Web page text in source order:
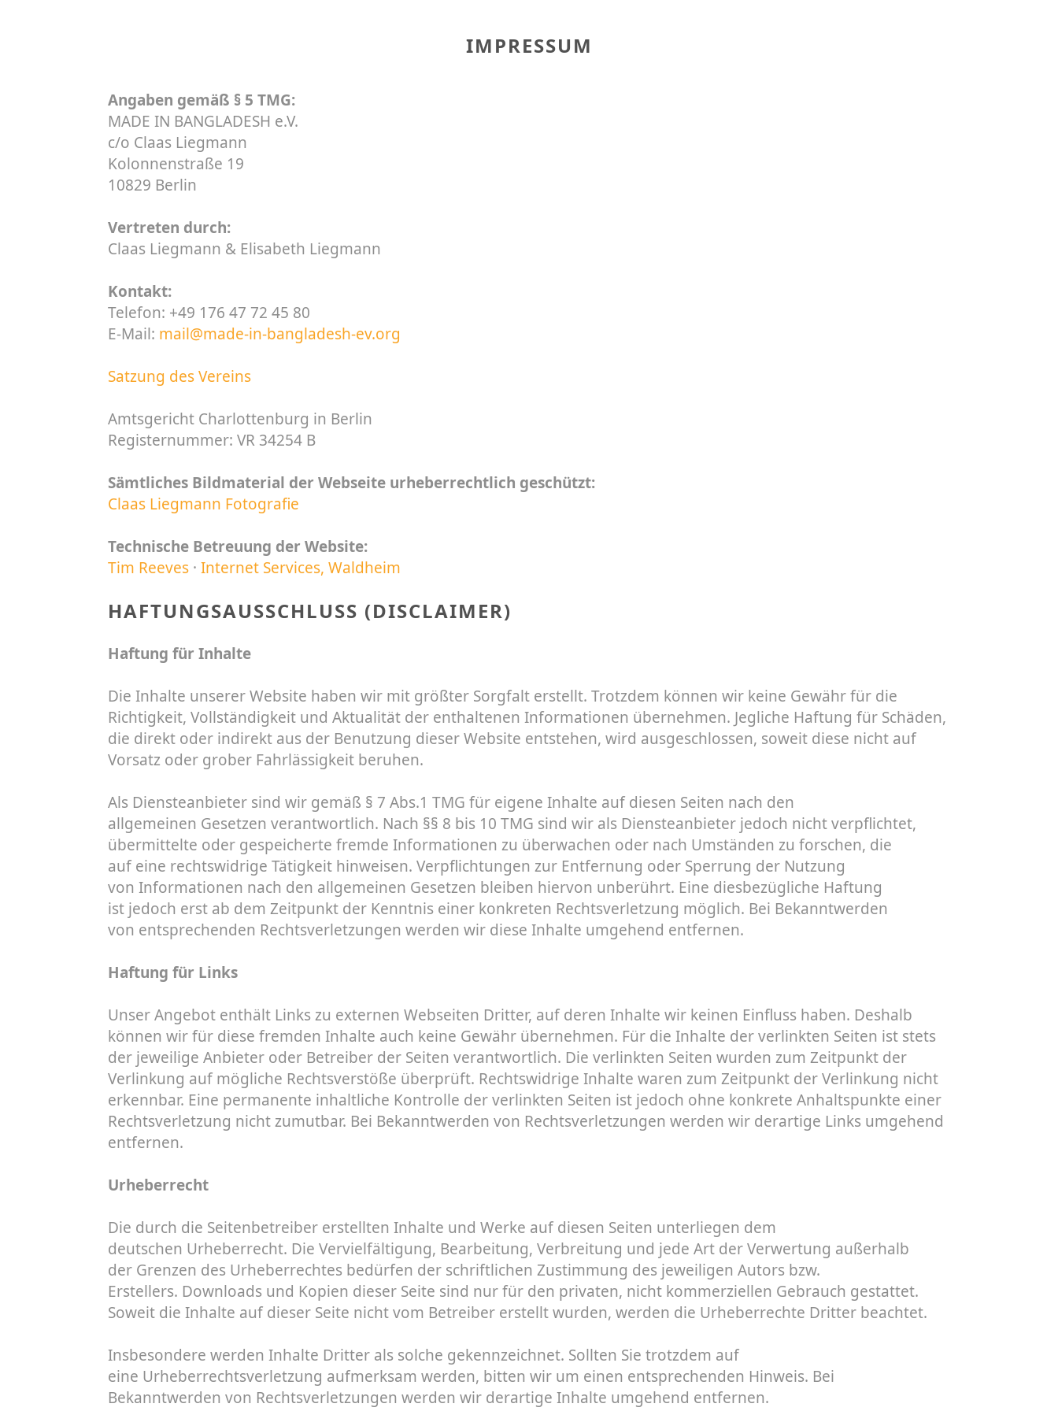
IMPRESSUM
Angaben gemäß § 5 TMG:
MADE IN BANGLADESH e.V.
c/o Claas Liegmann
Kolonnenstraße 19
10829 Berlin
Vertreten durch:
Claas Liegmann & Elisabeth Liegmann
Kontakt:
Telefon: +49 176 47 72 45 80
E-Mail: mail@made-in-bangladesh-ev.org
Satzung des Vereins
Amtsgericht Charlottenburg in Berlin
Registernummer: VR 34254 B
Sämtliches Bildmaterial der Webseite urheberrechtlich geschützt:
Claas Liegmann Fotografie
Technische Betreuung der Website:
Tim Reeves · Internet Services, Waldheim
HAFTUNGSAUSSCHLUSS (DISCLAIMER)
Haftung für Inhalte
Die Inhalte unserer Website haben wir mit größter Sorgfalt erstellt. Trotzdem können wir keine Gewähr für die
Richtigkeit, Vollständigkeit und Aktualität der enthaltenen Informationen übernehmen. Jegliche Haftung für Schäden,
die direkt oder indirekt aus der Benutzung dieser Website entstehen, wird ausgeschlossen, soweit diese nicht auf
Vorsatz oder grober Fahrlässigkeit beruhen.
Als Diensteanbieter sind wir gemäß § 7 Abs.1 TMG für eigene Inhalte auf diesen Seiten nach den
allgemeinen Gesetzen verantwortlich. Nach §§ 8 bis 10 TMG sind wir als Diensteanbieter jedoch nicht verpflichtet,
übermittelte oder gespeicherte fremde Informationen zu überwachen oder nach Umständen zu forschen, die
auf eine rechtswidrige Tätigkeit hinweisen. Verpflichtungen zur Entfernung oder Sperrung der Nutzung
von Informationen nach den allgemeinen Gesetzen bleiben hiervon unberührt. Eine diesbezügliche Haftung
ist jedoch erst ab dem Zeitpunkt der Kenntnis einer konkreten Rechtsverletzung möglich. Bei Bekanntwerden
von entsprechenden Rechtsverletzungen werden wir diese Inhalte umgehend entfernen.
Haftung für Links
Unser Angebot enthält Links zu externen Webseiten Dritter, auf deren Inhalte wir keinen Einfluss haben. Deshalb
können wir für diese fremden Inhalte auch keine Gewähr übernehmen. Für die Inhalte der verlinkten Seiten ist stets
der jeweilige Anbieter oder Betreiber der Seiten verantwortlich. Die verlinkten Seiten wurden zum Zeitpunkt der
Verlinkung auf mögliche Rechtsverstöße überprüft. Rechtswidrige Inhalte waren zum Zeitpunkt der Verlinkung nicht
erkennbar. Eine permanente inhaltliche Kontrolle der verlinkten Seiten ist jedoch ohne konkrete Anhaltspunkte einer
Rechtsverletzung nicht zumutbar. Bei Bekanntwerden von Rechtsverletzungen werden wir derartige Links umgehend
entfernen.
Urheberrecht
Die durch die Seitenbetreiber erstellten Inhalte und Werke auf diesen Seiten unterliegen dem
deutschen Urheberrecht. Die Vervielfältigung, Bearbeitung, Verbreitung und jede Art der Verwertung außerhalb
der Grenzen des Urheberrechtes bedürfen der schriftlichen Zustimmung des jeweiligen Autors bzw.
Erstellers. Downloads und Kopien dieser Seite sind nur für den privaten, nicht kommerziellen Gebrauch gestattet.
Soweit die Inhalte auf dieser Seite nicht vom Betreiber erstellt wurden, werden die Urheberrechte Dritter beachtet.
Insbesondere werden Inhalte Dritter als solche gekennzeichnet. Sollten Sie trotzdem auf
eine Urheberrechtsverletzung aufmerksam werden, bitten wir um einen entsprechenden Hinweis. Bei
Bekanntwerden von Rechtsverletzungen werden wir derartige Inhalte umgehend entfernen.